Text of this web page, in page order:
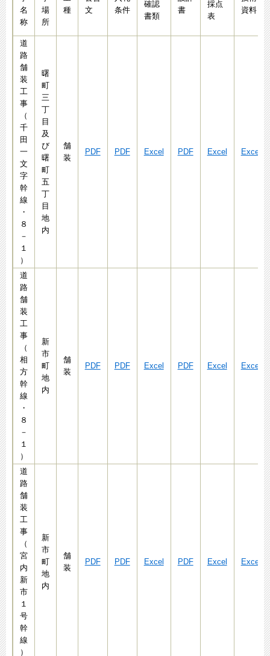
名
称
場
所
種
文
条件
確認
書類
書
採点
表
資料
道
路
舗
装
工
事
（
千
田
一
文
字
幹
線
・
８
－
１
）
曙
町
三
丁
目
及
び
曙
町
五
丁
目
地
内
舗
装
PDF PDF Excel PDF Excel Excel
道
路
舗
装
工
事
（
相
方
幹
線
・
８
－
１
）
新
市
町
地
内
舗
装
PDF PDF Excel PDF Excel Excel
道
路
舗
装
工
事
（
宮
内
新
市
１
号
幹
線
）
新
市
町
地
内
舗
装
PDF PDF Excel PDF Excel Excel